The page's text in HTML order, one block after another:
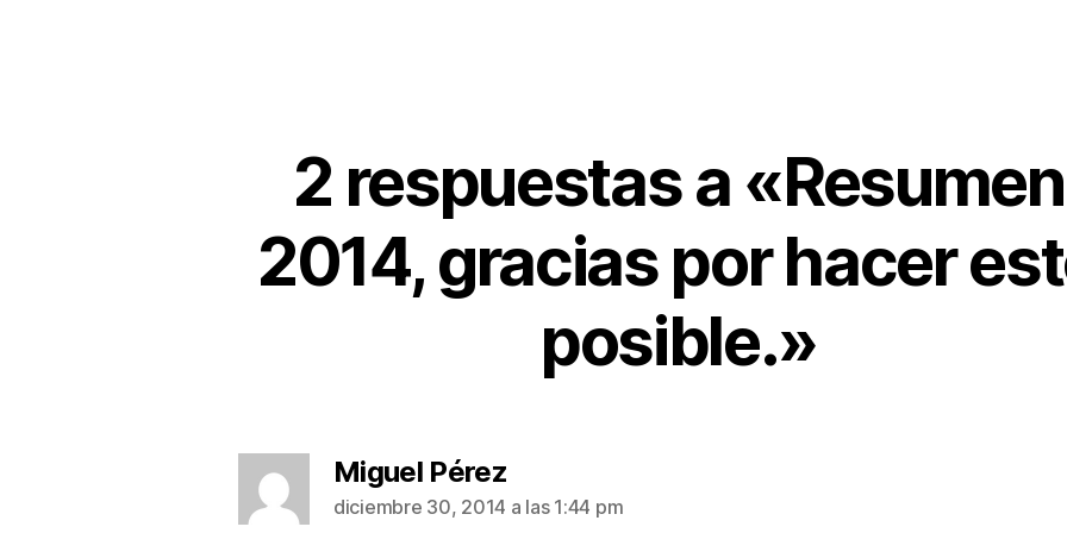
2 respuestas a «Resumen
2014, gracias por hacer
posible.»
Miguel Pérez
diciembre 30, 2014 a las 1:44 pm